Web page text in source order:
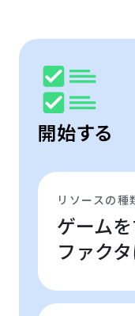
開始する
リソースの種
ゲーム
ファク